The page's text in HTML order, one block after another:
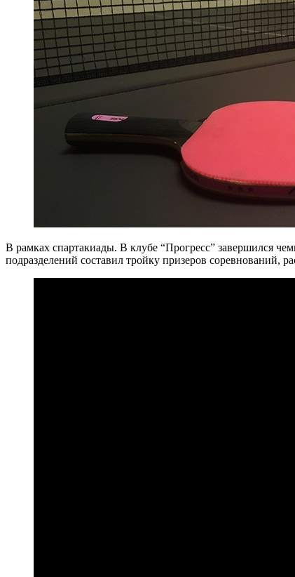
В рамках спартакиады. В клубе “Прогресс” завершился
подразделений составил тройку призеров соревнований,